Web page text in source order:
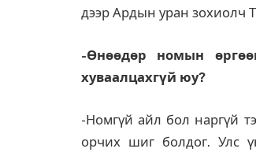
дээр Ардын уран зохиолч
-Өнөөдөр номын
хуваалцахгүй юу?
-Номгүй айл бол наргүй
орчих шиг болдог. Улс